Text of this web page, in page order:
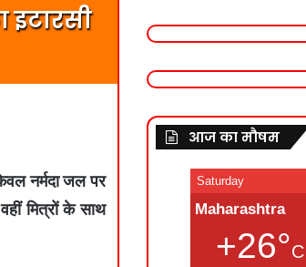
नर्मदा जल पर
मित्रों के साथ
आज का मौषम
Saturday
Maharashtra
+26°C